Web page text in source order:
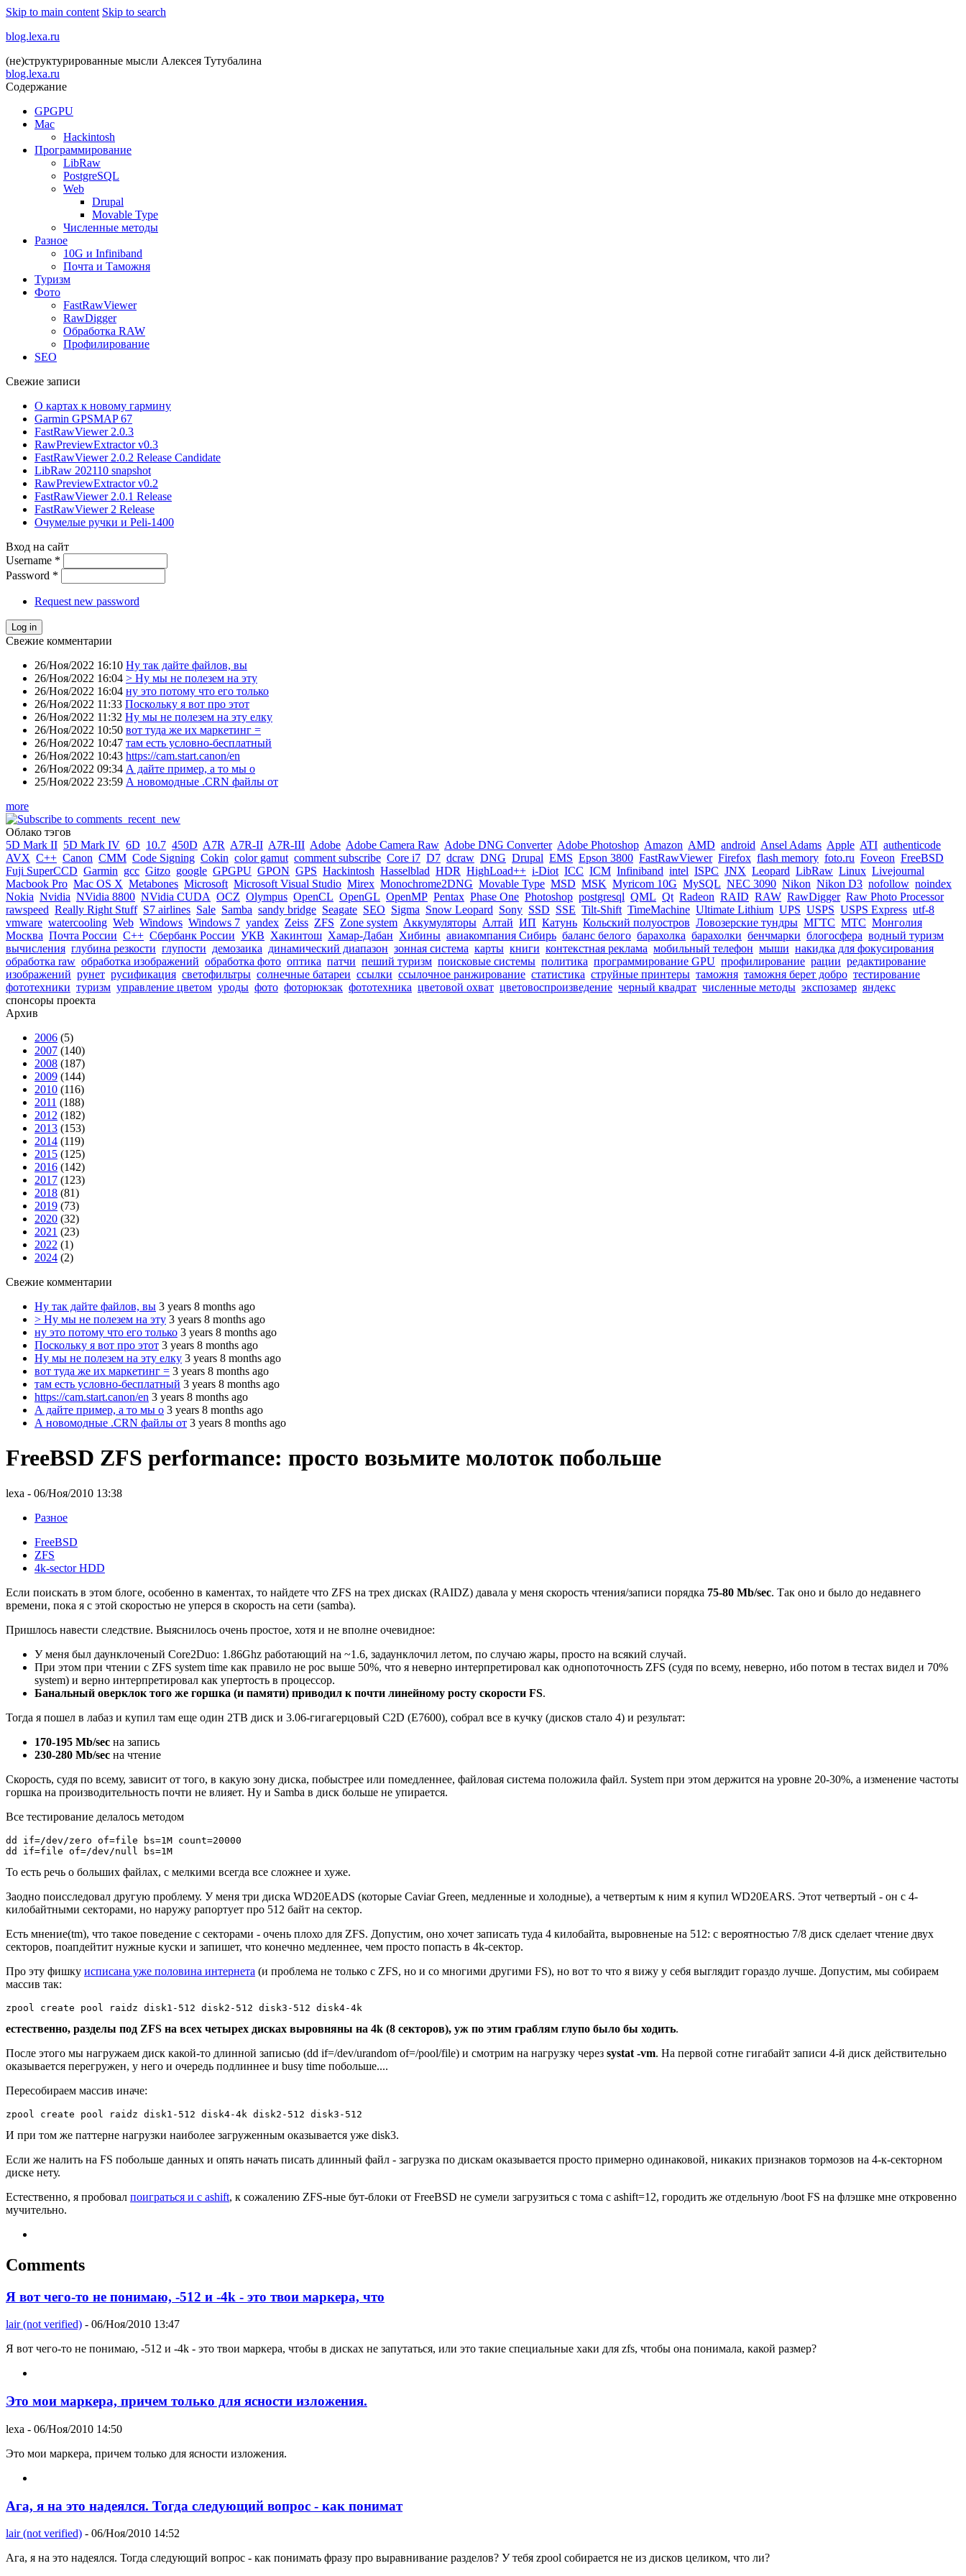
Skip to main content Skip to search
blog.lexa.ru
(не)структурированные мысли Алексея Тутубалина
blog.lexa.ru
Содержание
GPGPU
Mac
Hackintosh
Программирование
LibRaw
PostgreSQL
Web
Drupal
Movable Type
Численные методы
Разное
10G и Infiniband
Почта и Таможня
Туризм
Фото
FastRawViewer
RawDigger
Обработка RAW
Профилирование
SEO
Свежие записи
О картах к новому гармину
Garmin GPSMAP 67
FastRawViewer 2.0.3
RawPreviewExtractor v0.3
FastRawViewer 2.0.2 Release Candidate
LibRaw 202110 snapshot
RawPreviewExtractor v0.2
FastRawViewer 2.0.1 Release
FastRawViewer 2 Release
Очумелые ручки и Peli-1400
Вход на сайт
Username *
Password *
Request new password
Свежие комментарии
26/Ноя/2022 16:10 Ну так дайте файлов, вы
26/Ноя/2022 16:04 > Ну мы не полезем на эту
26/Ноя/2022 16:04 ну это потому что его только
26/Ноя/2022 11:33 Поскольку я вот про этот
26/Ноя/2022 11:32 Ну мы не полезем на эту елку
26/Ноя/2022 10:50 вот туда же их маркетинг =
26/Ноя/2022 10:47 там есть условно-бесплатный
26/Ноя/2022 10:43 https://cam.start.canon/en
26/Ноя/2022 09:34 А дайте пример, а то мы о
25/Ноя/2022 23:59 А новомодные .CRN файлы от
more
Облако тэгов
5D Mark II 5D Mark IV 6D 10.7 450D A7R A7R-II A7R-III Adobe Adobe Camera Raw Adobe DNG Converter Adobe Photoshop Amazon AMD android Ansel Adams Apple ATI authenticode
AVX C++ Canon CMM Code Signing Cokin color gamut comment subscribe Core i7 D7 dcraw DNG Drupal EMS Epson 3800 FastRawViewer Firefox flash memory foto.ru Foveon FreeBSD
Fuji SuperCCD Garmin gcc Gitzo google GPGPU GPON GPS Hackintosh Hasselblad HDR HighLoad++ i-Diot ICC ICM Infiniband intel ISPC JNX Leopard LibRaw Linux Livejournal
Macbook Pro Mac OS X Metabones Microsoft Microsoft Visual Studio Mirex Monochrome2DNG Movable Type MSD MSK Myricom 10G MySQL NEC 3090 Nikon Nikon D3 nofollow noindex
Nokia Nvidia NVidia 8800 NVidia CUDA OCZ Olympus OpenCL OpenGL OpenMP Pentax Phase One Photoshop postgresql QML Qt Radeon RAID RAW RawDigger Raw Photo Processor
rawspeed Really Right Stuff S7 airlines Sale Samba sandy bridge Seagate SEO Sigma Snow Leopard Sony SSD SSE Tilt-Shift TimeMachine Ultimate Lithium UPS USPS USPS Express utf-8
vmware watercooling Web Windows Windows 7 yandex Zeiss ZFS Zone system Аккумуляторы Алтай ИП Катунь Кольский полуостров Ловозерские тундры МГТС МТС Монголия
Москва Почта России С++ Сбербанк России УКВ Хакинтош Хамар-Дабан Хибины авиакомпания Сибирь баланс белого барахолка барахолки бенчмарки блогосфера водный туризм
вычисления глубина резкости глупости демозаика динамический диапазон зонная система карты книги контекстная реклама мобильный телефон мыши накидка для фокусирования
обработка raw обработка изображений обработка фото оптика патчи пеший туризм поисковые системы политика программирование GPU профилирование рации редактирование
изображений рунет русификация светофильтры солнечные батареи ссылки ссылочное ранжирование статистика струйные принтеры таможня таможня берет добро тестирование
фототехники туризм управление цветом уроды фото фоторюкзак фототехника цветовой охват цветовоспроизведение черный квадрат численные методы экспозамер яндекс
спонсоры проекта
Архив
2006 (5)
2007 (140)
2008 (187)
2009 (144)
2010 (116)
2011 (188)
2012 (182)
2013 (153)
2014 (119)
2015 (125)
2016 (142)
2017 (123)
2018 (81)
2019 (73)
2020 (32)
2021 (23)
2022 (1)
2024 (2)
Свежие комментарии
Ну так дайте файлов, вы 3 years 8 months ago
> Ну мы не полезем на эту 3 years 8 months ago
ну это потому что его только 3 years 8 months ago
Поскольку я вот про этот 3 years 8 months ago
Ну мы не полезем на эту елку 3 years 8 months ago
вот туда же их маркетинг = 3 years 8 months ago
там есть условно-бесплатный 3 years 8 months ago
https://cam.start.canon/en 3 years 8 months ago
А дайте пример, а то мы о 3 years 8 months ago
А новомодные .CRN файлы от 3 years 8 months ago
FreeBSD ZFS performance: просто возьмите молоток побольше
lexa - 06/Ноя/2010 13:38
Разное
FreeBSD
ZFS
4k-sector HDD
Если поискать в этом блоге, особенно в каментах, то найдете что ZFS на трех дисках (RAIDZ) давала у меня скорость чтения/записи порядка 75-80 Mb/sec. Так оно и было до недавнего
времени, пока я с этой скоростью не уперся в скорость на сети (samba).
Пришлось навести следствие. Выяснилось очень простое, хотя и не вполне очевидное:
У меня был даунклоченый Core2Duo: 1.86Ghz работающий на ~1.6, задаунклочил летом, по случаю жары, просто на всякий случай.
При этом при чтении с ZFS system time как правило не рос выше 50%, что я неверно интерпретировал как однопоточность ZFS (судя по всему, неверно, ибо потом в тестах видел и 70%
system) и верно интерпретировал как упертость в процессор.
Банальный оверклок того же горшка (и памяти) приводил к почти линейному росту скорости FS.
Тогда я пошел в лабаз и купил там еще один 2TB диск и 3.06-гигагерцовый C2D (E7600), собрал все в кучку (дисков стало 4) и результат:
170-195 Mb/sec на запись
230-280 Mb/sec на чтение
Скорость, судя по всему, зависит от того, в какую зону диска, побыстрее или помедленнее, файловая система положила файл. System при этом держится на уровне 20-30%, а изменение частоты
горшка на производительность почти не влияет. Ну и Samba в диск больше не упирается.
Все тестирование делалось методом
dd if=/dev/zero of=file bs=1M count=20000
То есть речь о больших файлах, с мелкими всегда все сложнее и хуже.
Заодно поисследовал другую проблему. У меня три диска WD20EADS (которые Caviar Green, медленные и холодные), а четвертым к ним я купил WD20EARS. Этот четвертый - он с 4-
килобайтными секторами, но наружу рапортует про 512 байт на сектор.
Есть мнение(tm), что такое поведение с секторами - очень плохо для ZFS. Допустим, оно хочет записать туда 4 килобайта, выровненые на 512: с вероятностью 7/8 диск сделает чтение двух
секторов, поапдейтит нужные куски и запишет, что конечно медленнее, чем просто попасть в 4k-сектор.
Про эту фишку исписана уже половина интернета (и проблема не только с ZFS, но и со многими другими FS), но вот то что я вижу у себя выглядит гораздо лучше. Допустим, мы собираем
массив так:
естественно, разделы под ZFS на всех четырех дисках выровняны на 4k (8 секторов), уж по этим граблям глупо было бы ходить.
После этого мы нагружаем диск какой-то длинной записью (dd if=/dev/urandom of=/pool/file) и смотрим на нагрузку через systat -vm. На первой сотне гигабайт записи 4-й диск действительно
оказывается перегружен, у него и очередь подлиннее и busy time побольше....
Пересобираем массив иначе:
И при том же паттерне нагрузки наиболее загруженным оказывается уже disk3.
Если же налить на FS побольше данных и опять начать писать длинный файл - загрузка по дискам оказывается просто примерно одинаковой, никаких признаков тормозов на 4-к-секторном
диске нету.
Естественно, я пробовал поиграться и с ashift, к сожалению ZFS-ные бут-блоки от FreeBSD не сумели загрузиться с тома с ashift=12, городить же отдельную /boot FS на флэшке мне откровенно
мучительно.
Comments
Я вот чего-то не понимаю, -512 и -4k - это твои маркера, что
lair (not verified) - 06/Ноя/2010 13:47
Я вот чего-то не понимаю, -512 и -4k - это твои маркера, чтобы в дисках не запутаться, или это такие специальные хаки для zfs, чтобы она понимала, какой размер?
Это мои маркера, причем только для ясности изложения.
lexa - 06/Ноя/2010 14:50
Это мои маркера, причем только для ясности изложения.
Ага, я на это надеялся. Тогда следующий вопрос - как понимат
lair (not verified) - 06/Ноя/2010 14:52
Ага, я на это надеялся. Тогда следующий вопрос - как понимать фразу про выравнивание разделов? У тебя zpool собирается не из дисков целиком, что ли?